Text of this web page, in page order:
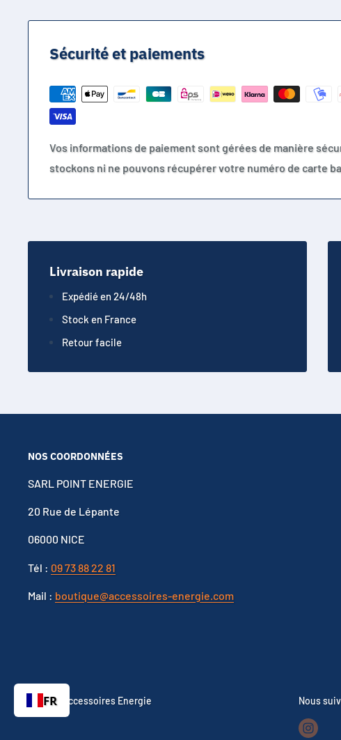
Sécurité et paiements
Vos informations de paiement sont gérées de manière
stockons ni ne pouvons récupérer votre numéro de carte
Livraison rapide
Expédié en 24/48h
Stock en France
Retour facile
NOS COORDONNÉES
SARL POINT ENERGIE
20 Rue de Lépante
06000 NICE
Tél : 09 73 88 22 81
Mail : boutique@accessoires-energie.com
© 2026 Accessoires Energie Nous
FR